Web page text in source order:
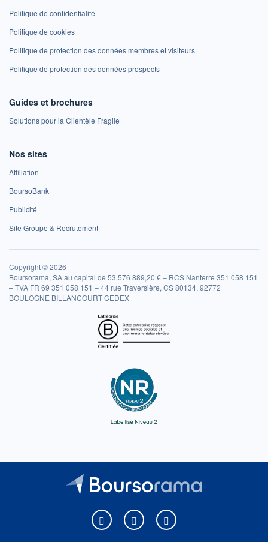
Politique de confidentialité
Politique de cookies
Politique de protection des données membres et visiteurs
Politique de protection des données prospects
Guides et brochures
Solutions pour la Clientèle Fragile
Nos sites
Affiliation
BoursoBank
Publicité
Site Groupe & Recrutement
Copyright © 2026
Boursorama, SA au capital de 53 576 889,20 € – RCS Nanterre 351 058 151
– TVA FR 69 351 058 151 – 44 rue Traversière, CS 80134, 92772
BOULOGNE BILLANCOURT CEDEX
Boursorama sur Facebook
Boursorama sur XBoursorama sur